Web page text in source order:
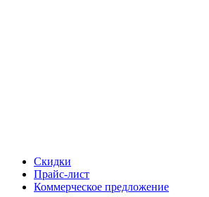
Скидки
Прайс-лист
Коммерческое предложение